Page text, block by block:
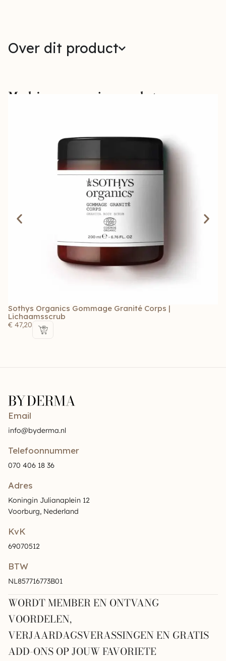
Over dit product
Maak jouw verzorging compleet
Sothys Organics Gommage Granité Corps |
Lichaamsscrub
€ 47,20
Email
info@byderma.nl
Telefoonnummer
070 406 18 36
Adres
Koningin Julianaplein 12
Voorburg, Nederland
KvK
69070512
BTW
NL857716773B01
WORDT MEMBER EN ONTVANG
VOORDELEN,
VERJAARDAGSVERASSINGEN EN GRATIS
ADD-ONS OP JOUW FAVORIETE